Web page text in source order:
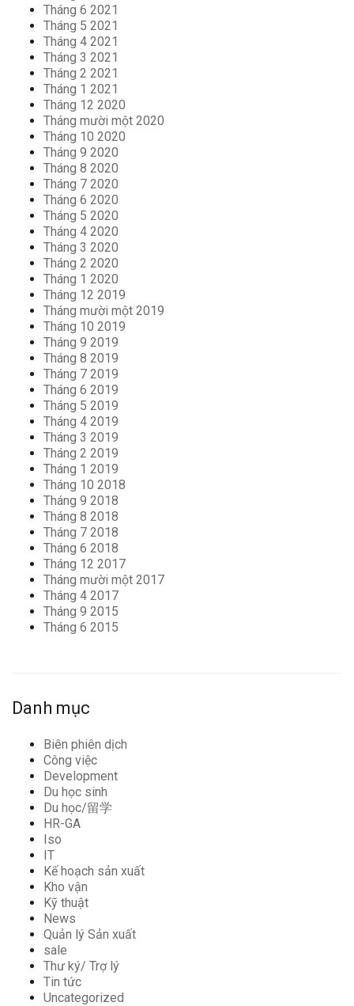
Tháng 6 2021
Tháng 5 2021
Tháng 4 2021
Tháng 3 2021
Tháng 2 2021
Tháng 1 2021
Tháng 12 2020
Tháng mười một 2020
Tháng 10 2020
Tháng 9 2020
Tháng 8 2020
Tháng 7 2020
Tháng 6 2020
Tháng 5 2020
Tháng 4 2020
Tháng 3 2020
Tháng 2 2020
Tháng 1 2020
Tháng 12 2019
Tháng mười một 2019
Tháng 10 2019
Tháng 9 2019
Tháng 8 2019
Tháng 7 2019
Tháng 6 2019
Tháng 5 2019
Tháng 4 2019
Tháng 3 2019
Tháng 2 2019
Tháng 1 2019
Tháng 10 2018
Tháng 9 2018
Tháng 8 2018
Tháng 7 2018
Tháng 6 2018
Tháng 12 2017
Tháng mười một 2017
Tháng 4 2017
Tháng 9 2015
Tháng 6 2015
Danh mục
Biên phiên dịch
Công việc
Development
Du học sinh
Du học/留学
HR-GA
Iso
IT
Kế hoạch sản xuất
Kho vận
Kỹ thuật
News
Quản lý Sản xuất
sale
Thư ký/ Trợ lý
Tin tức
Uncategorized